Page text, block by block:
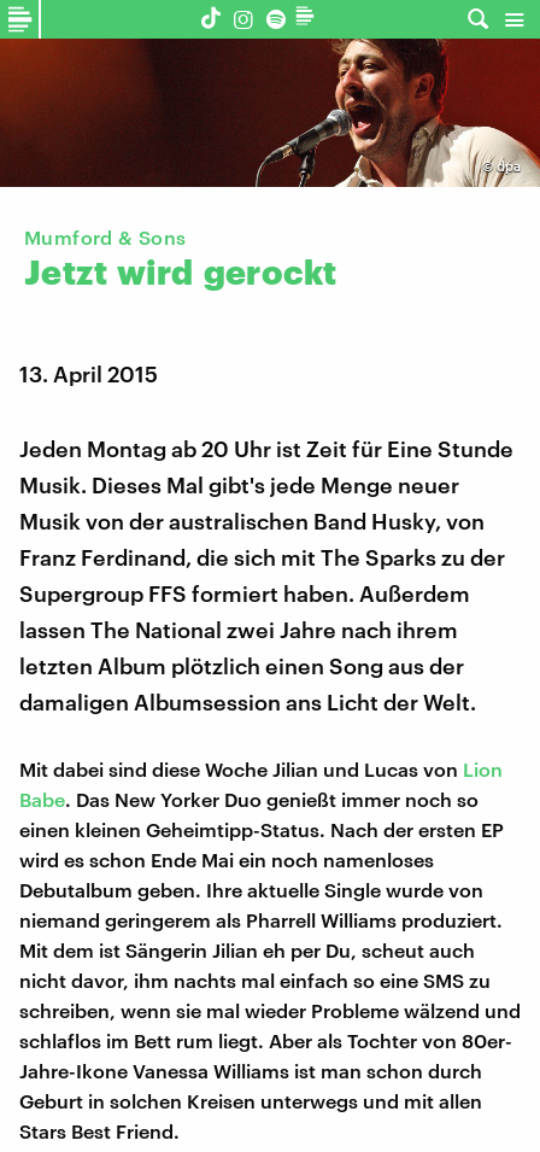
©dpa
Mumford & Sons
Jetzt wird gerockt
13. April 2015
Jeden Montag ab 20 Uhr ist Zeit für Eine Stunde
Musik. Dieses Mal gibt's jede Menge neuer
Musik von der australischen Band Husky, von
Franz Ferdinand, die sich mit The Sparks zu der
Supergroup FFS formiert haben. Außerdem
lassen The National zwei Jahre nach ihrem
letzten Album plötzlich einen Song aus der
damaligen Albumsession ans Licht der Welt.
Mit dabei sind diese Woche Jilian und Lucas von Lion
Babe. Das New Yorker Duo genießt immer noch so
einen kleinen Geheimtipp-Status. Nach der ersten EP
wird es schon Ende Mai ein noch namenloses
Debutalbum geben. Ihre aktuelle Single wurde von
niemand geringerem als Pharrell Williams produziert.
Mit dem ist Sängerin Jilian eh per Du, scheut auch
nicht davor, ihm nachts mal einfach so eine SMS zu
schreiben, wenn sie mal wieder Probleme wälzend und
schlaflos im Bett rum liegt. Aber als Tochter von 80er-
Jahre-Ikone Vanessa Williams ist man schon durch
Geburt in solchen Kreisen unterwegs und mit allen
Stars Best Friend.